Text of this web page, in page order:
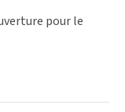
pour le